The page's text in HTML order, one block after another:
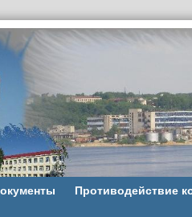
Противодействие